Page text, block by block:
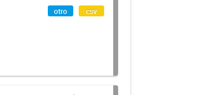
otro csv